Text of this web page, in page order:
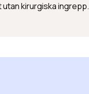
utan kirurgiska ingrepp.